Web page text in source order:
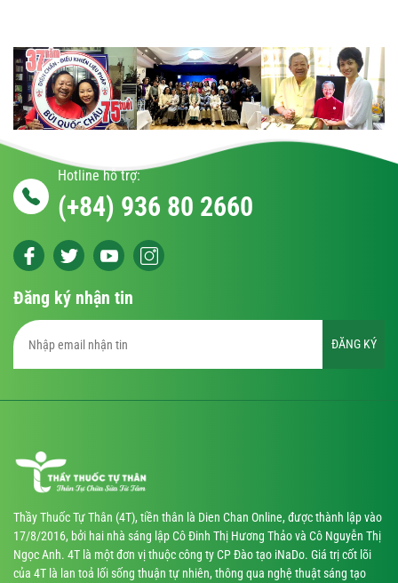
Hotline hỗ trợ:
(+84) 936 80 2660
Đăng ký nhận tin
ĐĂNG KÝ
Thầy Thuốc Tự Thân (4T), tiền thân là Dien Chan Online, được thành lập vào
17/8/2016, bởi hai nhà sáng lập Cô Đinh Thị Hương Thảo và Cô Nguyễn Thị
Ngọc Anh. 4T là một đơn vị thuộc công ty CP Đào tạo iNaDo. Giá trị cốt lõi
của 4T là lan toả lối sống thuận tự nhiên, thông qua nghệ thuật sáng tạo